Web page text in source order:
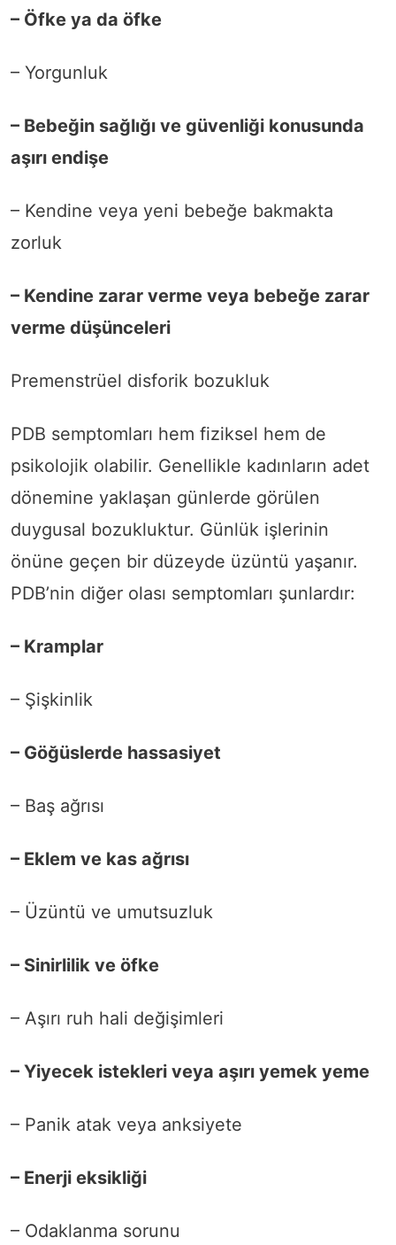
– Öfke ya da öfke
– Yorgunluk
– Bebeğin sağlığı ve güvenliği konusunda
aşırı endişe
– Kendine veya yeni bebeğe bakmakta
zorluk
– Kendine zarar verme veya bebeğe zarar
verme düşünceleri
Premenstrüel disforik bozukluk
PDB semptomları hem fiziksel hem de
psikolojik olabilir. Genellikle kadınların adet
dönemine yaklaşan günlerde görülen
duygusal bozukluktur. Günlük işlerinin
önüne geçen bir düzeyde üzüntü yaşanır.
PDB’nin diğer olası semptomları şunlardır:
– Kramplar
– Şişkinlik
– Göğüslerde hassasiyet
– Baş ağrısı
– Eklem ve kas ağrısı
– Üzüntü ve umutsuzluk
– Sinirlilik ve öfke
– Aşırı ruh hali değişimleri
– Yiyecek istekleri veya aşırı yemek yeme
– Panik atak veya anksiyete
– Enerji eksikliği
– Odaklanma sorunu